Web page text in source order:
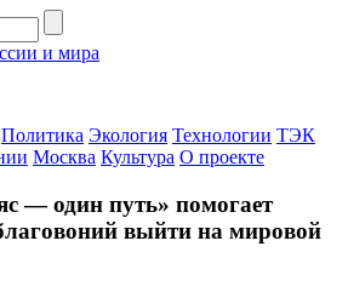
и мира
Политика Экология Технологии ТЭК
Москва Культура О проекте
— один путь» помогает
выйти на мировой